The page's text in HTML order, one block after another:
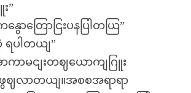
”
ာတြောငြးပနပြါတယြ”
ပါတယျ”
ကာမငျးတဈယောကျဂြူး
လာတယျ။အစစအရာရာ